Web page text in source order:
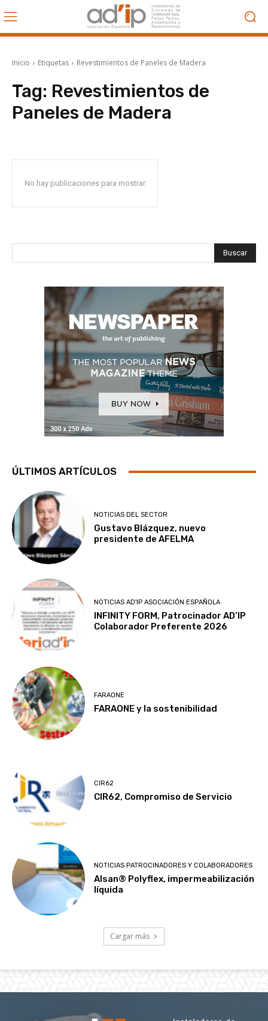
Inicio Etiquetas Revestimientos de Paneles de Madera
Tag: Revestimientos de
Paneles de Madera
No hay publicaciones para mostrar
Buscar
ÚLTIMOS ARTÍCULOS
NOTICIAS DEL SECTOR
Gustavo Blázquez, nuevo
presidente de AFELMA
NOTICIAS AD'IP ASOCIACIÓN ESPAÑOLA
INFINITY FORM, Patrocinador AD’IP
Colaborador Preferente 2026
FARAONE
FARAONE y la sostenibilidad
CIR62
CIR62, Compromiso de Servicio
NOTICIAS PATROCINADORES Y COLABORADORES
Alsan® Polyflex, impermeabilización
líquida
Cargar más